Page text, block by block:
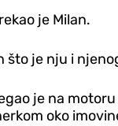
je Milan.
je nju i
je na
oko